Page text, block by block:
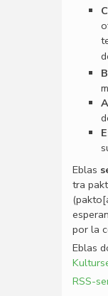
Eblas
tra
por la
Eblas
RSS-